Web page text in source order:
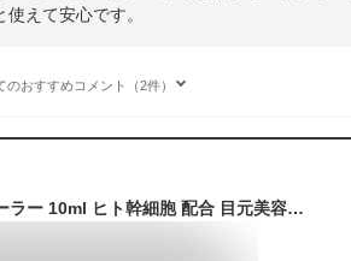
えて安心です。
のおすすめコメント（2件）
アガルーシ 美容液ローラー 10ml ヒト幹細胞 配合 目元美容液 スティック美容液 目元クリーム 目元ローラー